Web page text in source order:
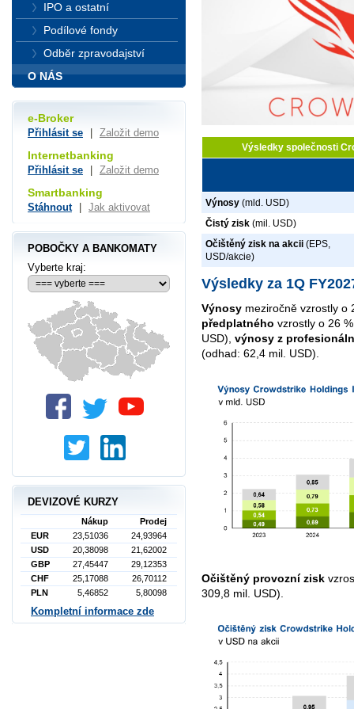
Výsledky společnosti
Výnosy (mld. USD)
Čistý zisk (mil. USD)
Očištěný zisk na akcii (EPS,
USD/akcie)
Výsledky za 1Q
Výnosy meziročně vzrostly o
předplatného vzrostly o 26
USD), výnosy z
(odhad: 62,4 mil. USD).
Očištěný provozní zisk
309,8 mil. USD).
IPO a ostatní
Podílové fondy
Odběr zpravodajství
O NÁS
e-Broker
Přihlásit se Založit demo
Internetbanking
Přihlásit se Založit demo
Smartbanking
Stáhnout Jak aktivovat
POBOČKY A BANKOMATY
Vyberte kraj:
DEVIZOVÉ KURZY
Nákup
Prodej
EUR
23,51036
24,93964
USD
20,38098
21,62002
GBP
27,45447
29,12353
CHF
25,17088
26,70112
PLN
5,46852 5,80098
Kompletní informace zde